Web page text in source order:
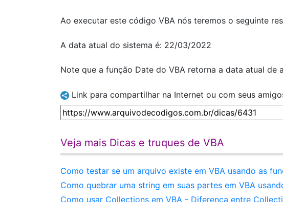
Ao executar este código VBA nós teremos o seguinte
A data atual do sistema é: 22/03/2022
Note que a função Date do VBA retorna a data atual de
Link para compartilhar na Internet ou com seus
Veja mais Dicas e truques de VBA
Como testar se um arquivo existe em VBA usando as
Como quebrar uma string em suas partes em VBA
Como usar Collections em VBA - Diferença entre